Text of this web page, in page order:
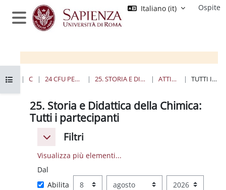
Vai al contenuto principale
Pannello laterale
Italiano ‎(it)‎ Ospite
Apri indice del corso24 CFU PER L'INSEGNAMENTO 25. STORIA E DIDATTICA DELLA CHIMICA ATTIVITÀ RECENTE TUTTI I PARTECIPANTI
25. Storia e Didattica della Chimica
25. Storia e Didattica della Chimica:
Tutti i partecipanti
Filtri
Filtri Filtri
Visualizza più elementi...
Dal
DalAbilita Giorno Anno